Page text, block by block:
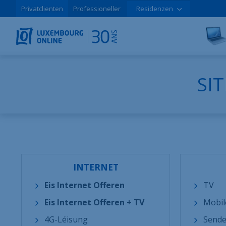
Privatclienten Professioneller Residenzen
INTERNET
Eis Internet Offeren
Eis Internet Offeren + TV
4G-Léisung
TV